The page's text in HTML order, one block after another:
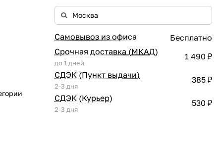
Самовывоз из офиса
Бесплатно
Срочная доставка (МКАД)
до 1 дней
1 490 ₽
СДЭК (Пункт выдачи)
2-3 дня
385 ₽
СДЭК (Курьер)
2-3 дня
530 ₽